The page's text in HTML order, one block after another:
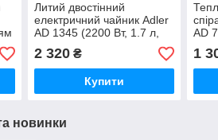
Литий двостінний
електричний чайник Adler
AD 1345 (2200 Вт, 1.7 л,
стильний, регулювання
температури)
2 320₴
Купити
AD
1
новинки